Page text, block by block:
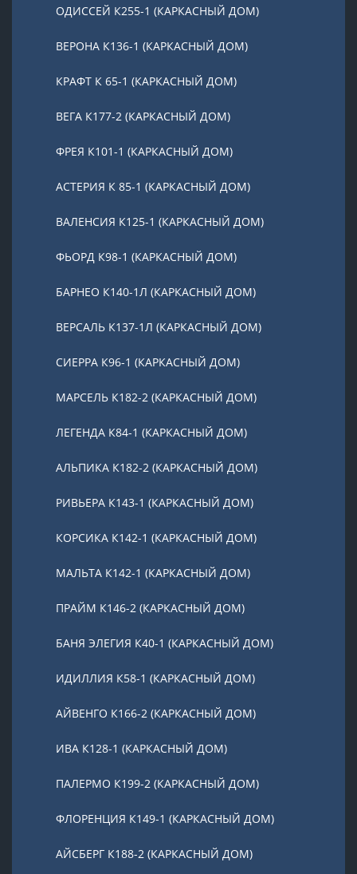
ОДИССЕЙ К255-1 (КАРКАСНЫЙ ДОМ)
ВЕРОНА К136-1 (КАРКАСНЫЙ ДОМ)
КРАФТ К 65-1 (КАРКАСНЫЙ ДОМ)
ВЕГА К177-2 (КАРКАСНЫЙ ДОМ)
ФРЕЯ К101-1 (КАРКАСНЫЙ ДОМ)
АСТЕРИЯ К 85-1 (КАРКАСНЫЙ ДОМ)
ВАЛЕНСИЯ К125-1 (КАРКАСНЫЙ ДОМ)
ФЬОРД К98-1 (КАРКАСНЫЙ ДОМ)
БАРНЕО К140-1Л (КАРКАСНЫЙ ДОМ)
ВЕРСАЛЬ К137-1Л (КАРКАСНЫЙ ДОМ)
СИЕРРА К96-1 (КАРКАСНЫЙ ДОМ)
МАРСЕЛЬ К182-2 (КАРКАСНЫЙ ДОМ)
ЛЕГЕНДА К84-1 (КАРКАСНЫЙ ДОМ)
АЛЬПИКА К182-2 (КАРКАСНЫЙ ДОМ)
РИВЬЕРА К143-1 (КАРКАСНЫЙ ДОМ)
КОРСИКА К142-1 (КАРКАСНЫЙ ДОМ)
МАЛЬТА К142-1 (КАРКАСНЫЙ ДОМ)
ПРАЙМ К146-2 (КАРКАСНЫЙ ДОМ)
БАНЯ ЭЛЕГИЯ К40-1 (КАРКАСНЫЙ ДОМ)
ИДИЛЛИЯ К58-1 (КАРКАСНЫЙ ДОМ)
АЙВЕНГО К166-2 (КАРКАСНЫЙ ДОМ)
ИВА К128-1 (КАРКАСНЫЙ ДОМ)
ПАЛЕРМО К199-2 (КАРКАСНЫЙ ДОМ)
ФЛОРЕНЦИЯ К149-1 (КАРКАСНЫЙ ДОМ)
АЙСБЕРГ К188-2 (КАРКАСНЫЙ ДОМ)